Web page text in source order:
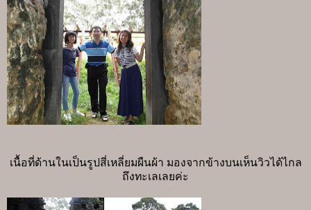
เนื้อที่ด้านในเป็นรูปสี่เหลี่ยมผืนผ้า มองจากข้างบนเห็นวิวได้ไกล
ถึงทะเลเลยค่ะ